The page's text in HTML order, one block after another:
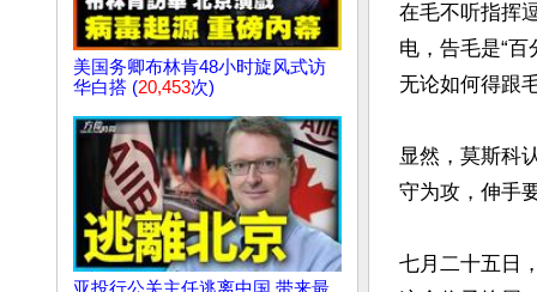
美国务卿布林肯48小时旋风式访
华白搭 (20,453次)
在毛不听指挥
电，告毛是“
无论如何得跟
显然，莫斯科
守为攻，伸手
七月二十五日